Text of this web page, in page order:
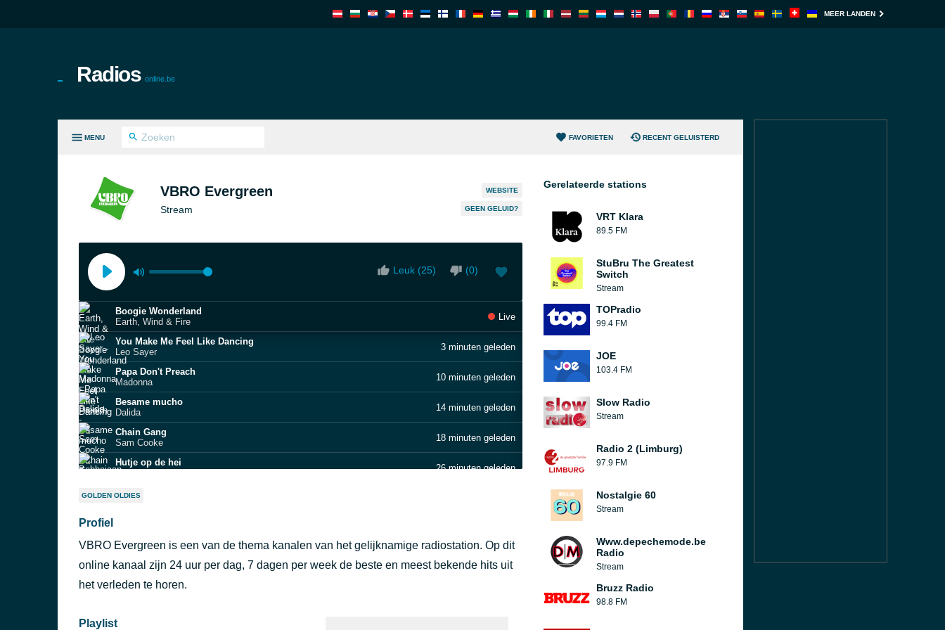
MEER LANDEN
Radios online.be
MENU FAVORIETEN RECENT GELUISTERD
VBRO Evergreen
Stream
WEBSITE
GEEN GELUID?
Leuk (25) (0)
Boogie Wonderland
Earth, Wind & Fire
Live
You Make Me Feel Like Dancing
Leo Sayer
3 minuten geleden
Papa Don't Preach
Madonna
10 minuten geleden
Besame mucho
Dalida
14 minuten geleden
Chain Gang
Sam Cooke
18 minuten geleden
Hutje op de hei
26 minuten geleden
We Don't Talk Anymore
Don’t Talk to Me of Love
Barry Manilow
39 minuten geleden
Three O'clock in the Morning
GOLDEN OLDIES
Profiel
VBRO Evergreen is een van de thema kanalen van het gelijknamige radiostation. Op dit
online kanaal zijn 24 uur per dag, 7 dagen per week de beste en meest bekende hits uit
het verleden te horen.
Playlist
Gerelateerde stations
VRT Klara
89.5 FM
StuBru The Greatest
Switch
Stream
TOPradio
99.4 FM
JOE
103.4 FM
Slow Radio
Stream
Radio 2 (Limburg)
97.9 FM
Nostalgie 60
Stream
Www.depechemode.be
Radio
Stream
Bruzz Radio
98.8 FM